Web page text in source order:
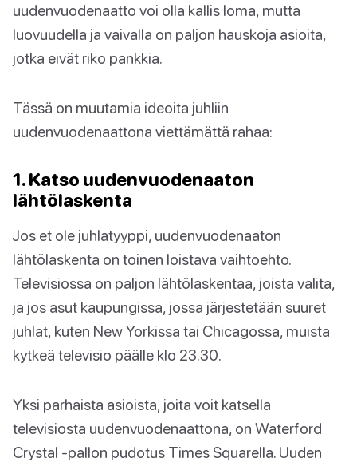
uudenvuodenaatto voi olla kallis loma, mutta
luovuudella ja vaivalla on paljon hauskoja asioita,
jotka eivät riko pankkia.
Tässä on muutamia ideoita juhliin
uudenvuodenaattona viettämättä rahaa:
1. Katso uudenvuodenaaton
lähtölaskenta
Jos et ole juhlatyyppi, uudenvuodenaaton
lähtölaskenta on toinen loistava vaihtoehto.
Televisiossa on paljon lähtölaskentaa, joista valita,
ja jos asut kaupungissa, jossa järjestetään suuret
juhlat, kuten New Yorkissa tai Chicagossa, muista
kytkeä televisio päälle klo 23.30.
Yksi parhaista asioista, joita voit katsella
televisiosta uudenvuodenaattona, on Waterford
Crystal -pallon pudotus Times Squarella. Uuden